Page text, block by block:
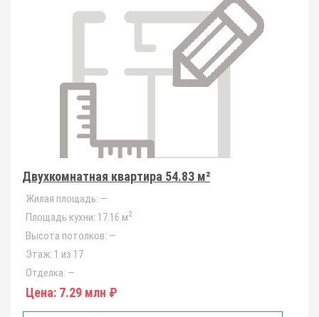
Двухкомнатная квартира 54.83 м²
Жилая площадь: —
Площадь кухни: 17.16 м2
Высота потолков: —
Этаж: 1 из 17
Отделка: —
Цена: 7.29 млн ₽